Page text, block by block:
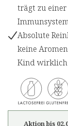
trägt zu
Absolute
keine
Kind
Aktion bis